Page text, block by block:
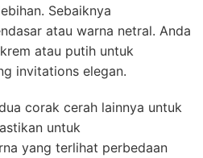
Sebaiknya
atau warna netral. Anda
atau putih untuk
invitations elegan.
corak cerah lainnya untuk
untuk
yang terlihat perbedaan